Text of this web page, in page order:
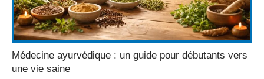
Médecine ayurvédique : un guide pour débutants vers
une vie saine